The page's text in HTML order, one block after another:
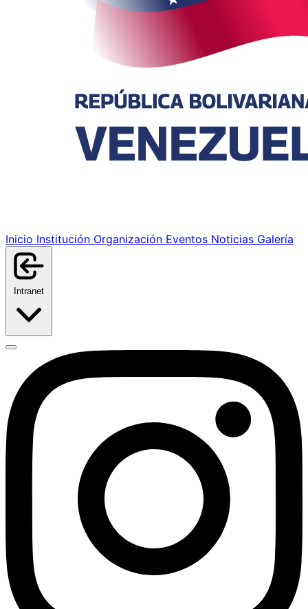
Inicio Institución Organización Eventos Noticias Galería
Intranet